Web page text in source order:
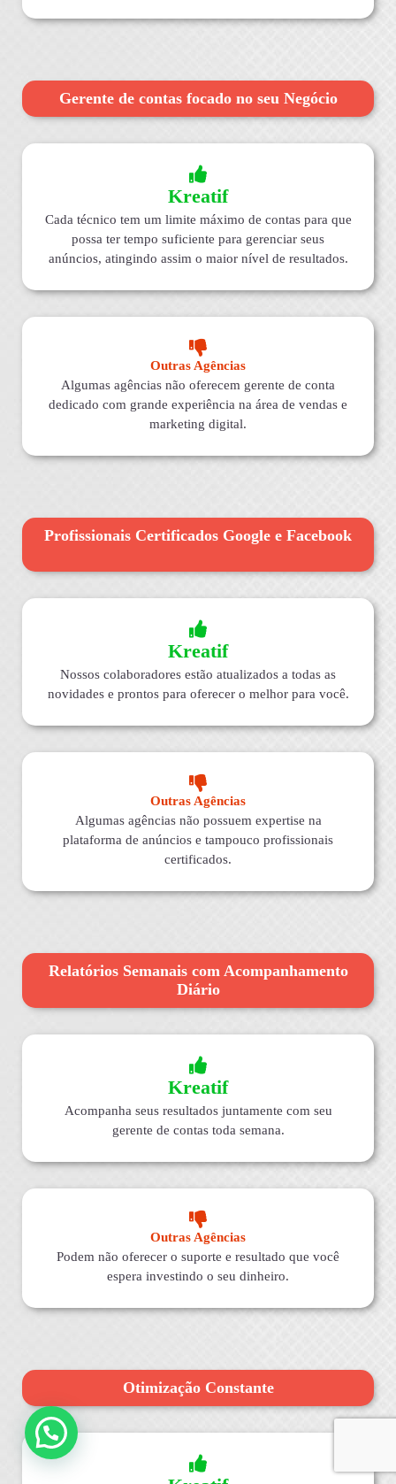
Gerente de contas focado no seu Negócio
Kreatif
Cada técnico tem um limite máximo de contas para que
possa ter tempo suficiente para gerenciar seus
anúncios, atingindo assim o maior nível de resultados.
Outras Agências
Algumas agências não oferecem gerente de conta
dedicado com grande experiência na área de vendas e
marketing digital.
Profissionais Certificados Google e Facebook
Kreatif
Nossos colaboradores estão atualizados a todas as
novidades e prontos para oferecer o melhor para você.
Outras Agências
Algumas agências não possuem expertise na
plataforma de anúncios e tampouco profissionais
certificados.
Relatórios Semanais com Acompanhamento
Diário
Kreatif
Acompanha seus resultados juntamente com seu
gerente de contas toda semana.
Outras Agências
Podem não oferecer o suporte e resultado que você
espera investindo o seu dinheiro.
Otimização Constante